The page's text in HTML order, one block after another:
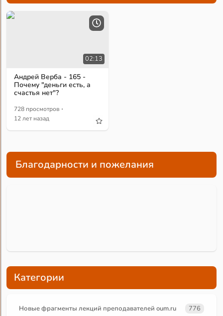
02:13
Андрей Верба - 165 -
Почему "деньги есть, а
счастья нет"?
728 просмотров ·
12 лет назад
Благодарности и пожелания
Категории
Новые фрагменты лекций преподавателей oum.ru 776